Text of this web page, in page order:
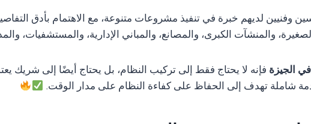
لديهم خبرة في تنفيذ مشروعات متنوعة، مع الاهتمام بأدق
والمنشآت الكبرى، والمصانع، والمباني الإدارية، والمستشفيات،
الجيزة فإنه لا يحتاج فقط إلى تركيب النظام، بل يحتاج أيضًا إلى شريك
شاملة تهدف إلى الحفاظ على كفاءة النظام على مدار الوقت.